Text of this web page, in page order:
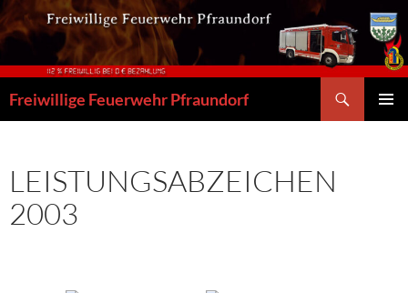
Zum
Inhalt
springen
Freiwillige Feuerwehr Pfraundorf
LEISTUNGSABZEICHEN
2003